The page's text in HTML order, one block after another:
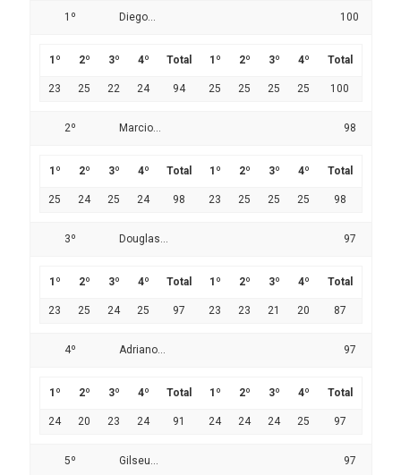
1º Diego... 100
1º 2º 3º 4º Total 1º 2º 3º 4º Total
23 25 22 24 94 25 25 25 25 100
2º Marcio... 98
1º 2º 3º 4º Total 1º 2º 3º 4º Total
25 24 25 24 98 23 25 25 25 98
3º Douglas... 97
1º 2º 3º 4º Total 1º 2º 3º 4º Total
23 25 24 25 97 23 23 21 20 87
4º Adriano... 97
1º 2º 3º 4º Total 1º 2º 3º 4º Total
24 20 23 24 91 24 24 24 25 97
5º Gilseu... 97